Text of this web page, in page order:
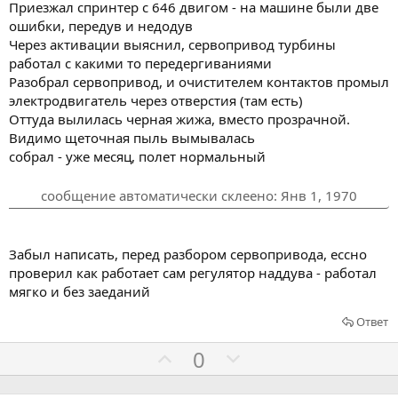
т
ь
з
а
т
ь
п
р
о
т
и
в
Приезжал спринтер с 646 двигом - на машине были две
ошибки, передув и недодув
Через активации выяснил, сервопривод турбины
работал с какими то передергиваниями
Разобрал сервопривод, и очистителем контактов промыл
электродвигатель через отверстия (там есть)
Оттуда вылилась черная жижа, вместо прозрачной.
Видимо щеточная пыль вымывалась
собрал - уже месяц, полет нормальный
сообщение автоматически склеено: Янв 1, 1970
Забыл написать, перед разбором сервопривода, ессно
проверил как работает сам регулятор наддува - работал
мягко и без заеданий
Ответ
о
0
о